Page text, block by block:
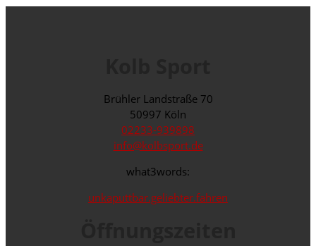
Brühler Landstraße 70
50997 Köln
02233-939898
info@kolbsport.de
what3words:
unkaputtbar.geliebter.fahren